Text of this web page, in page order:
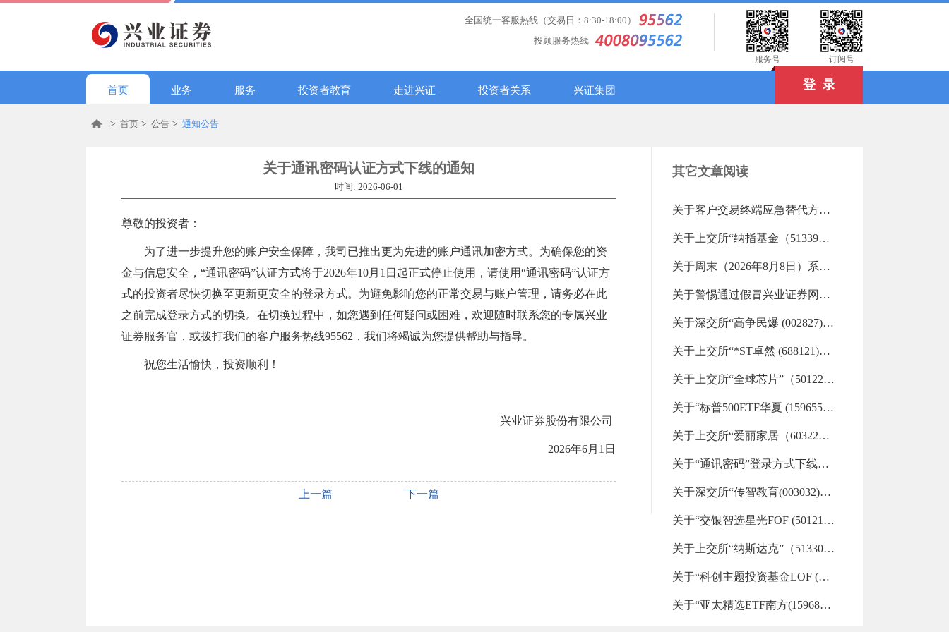
全国统一客服热线（交易日：8:30-18:00）
投顾服务热线
服务号 订阅号
首页 业务 服务 投资者教育 走进兴证 投资者关系 兴证集团 登 录
> 首页 > 公告 > 通知公告
关于通讯密码认证方式下线的通知
时间: 2026-06-01
尊敬的投资者：
为了进一步提升您的账户安全保障，我司已推出更为先进的账户通讯加密方式。为确保您的资
金与信息安全，“通讯密码”认证方式将于2026年10月1日起正式停止使用，请使用“通讯密码”认证方
式的投资者尽快切换至更新更安全的登录方式。为避免影响您的正常交易与账户管理，请务必在此
之前完成登录方式的切换。在切换过程中，如您遇到任何疑问或困难，欢迎随时联系您的专属兴业
证券服务官，或拨打我们的客户服务热线95562，我们将竭诚为您提供帮助与指导。
祝您生活愉快，投资顺利！
兴业证券股份有限公司
2026年6月1日
上一篇 下一篇
其它文章阅读
关于客户交易终端应急替代方式的告知书（2019-06-18 13:27:45.0)
关于上交所“纳指基金（513390）”“纳指指数（513870）”重点监控证券交易的风险提示（2026-08-07 17:30:50.0)
关于周末（2026年8月8日）系统测试维护的通知（2026-08-07 16:15:00.0)
关于警惕通过假冒兴业证券网站等开展非法证券或诈骗活动的提示性公告（2026-08-07 10:02:55.0)
关于深交所“高争民爆 (002827)”“欣天科技 (300615)”重点监控证券交易的风险提示（2026-08-06 17:58:45.0)
关于上交所“*ST卓然 (688121)”等重点监控证券交易的风险提示（2026-08-06 16:34:11.0)
关于上交所“全球芯片”（501225）重点监控证券交易的风险提示（2026-08-06 16:33:01.0)
关于“标普500ETF华夏 (159655)”“标普信息科技LOF (161128)”等29支重点监控证券交易的风险提示（2026-08-06 16:32:19.0)
关于上交所“爱丽家居（603221）”重点监控证券交易的风险提示（2026-08-06 09:22:30.0)
关于“通讯密码”登录方式下线的通知（2026-08-06 00:00:00.0)
关于深交所“传智教育(003032)”重点监控证券交易的风险提示（2026-08-05 17:11:57.0)
关于“交银智选星光FOF (501210)”“金ETF嘉实 (159831)”“美国50ETF汇添富 (159577)”等33支重点监控证券交易的风险提示（2026-08-05 17:07:13.0)
关于上交所“纳斯达克”（513300）重点监控证券交易的风险提示（2026-08-05 09:18:07.0)
关于“科创主题投资基金LOF (501080)”“财通升级混合LOF (501015)”等32支重点监控证券交易的风险提示（2026-08-04 15:13:31.0)
关于“亚太精选ETF南方(159687)”“标普信息科技LOF (161128)”等26支重点监控证券交易的风险提示（2026-08-04 09:11:39.0)